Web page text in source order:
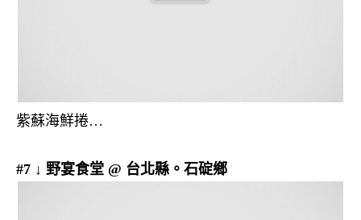
紫蘇海鮮捲…
#7 ↓ 野宴食堂 @ 台北縣。石碇鄉